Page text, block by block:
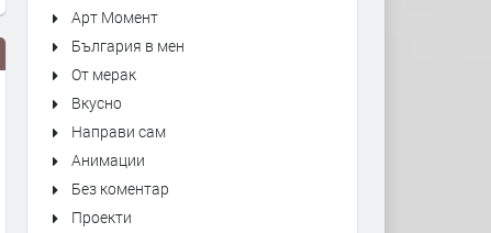
Арт Момент
България в мен
От мерак
Вкусно
Направи сам
Анимации
Без коментар
Проекти